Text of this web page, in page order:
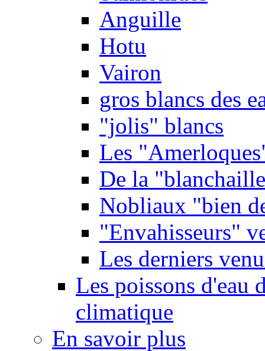
Anguille
Hotu
Vairon
gros blancs des
"jolis" blancs
Les
De la
Nobliaux "bien
"Envahisseurs"
Les derniers
Les poissons d'eau
climatique
En savoir plus